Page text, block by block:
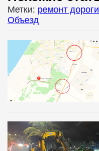
Метки: ремонт дороги
Объезд